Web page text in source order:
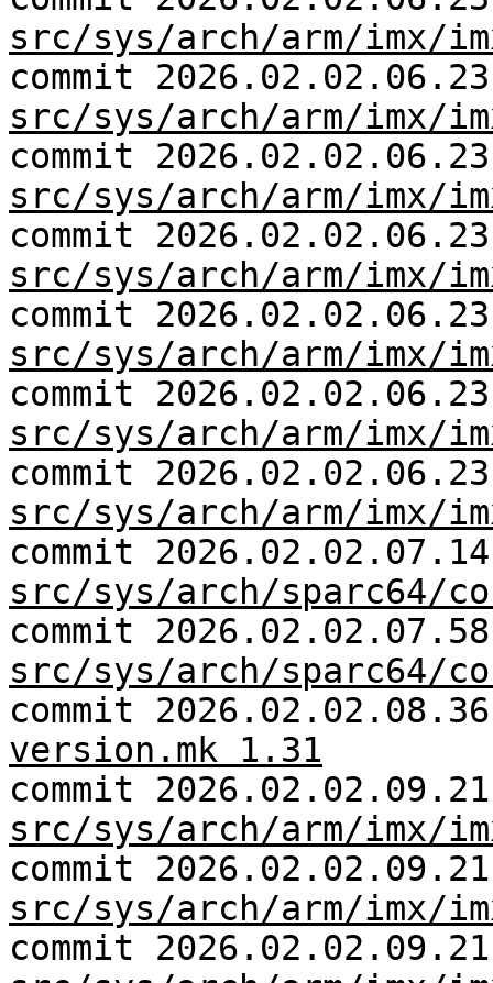
src/sys/arch/arm/imx/
commit
src/sys/arch/arm/imx/
commit
src/sys/arch/arm/imx/
commit
src/sys/arch/arm/imx/
commit
src/sys/arch/arm/imx/
commit
src/sys/arch/arm/imx/
commit
src/sys/arch/arm/imx/
commit
src/sys/arch/sparc64/
commit
src/sys/arch/sparc64/
commit
version.mk 1.31
commit
src/sys/arch/arm/imx/
commit
src/sys/arch/arm/imx/
commit